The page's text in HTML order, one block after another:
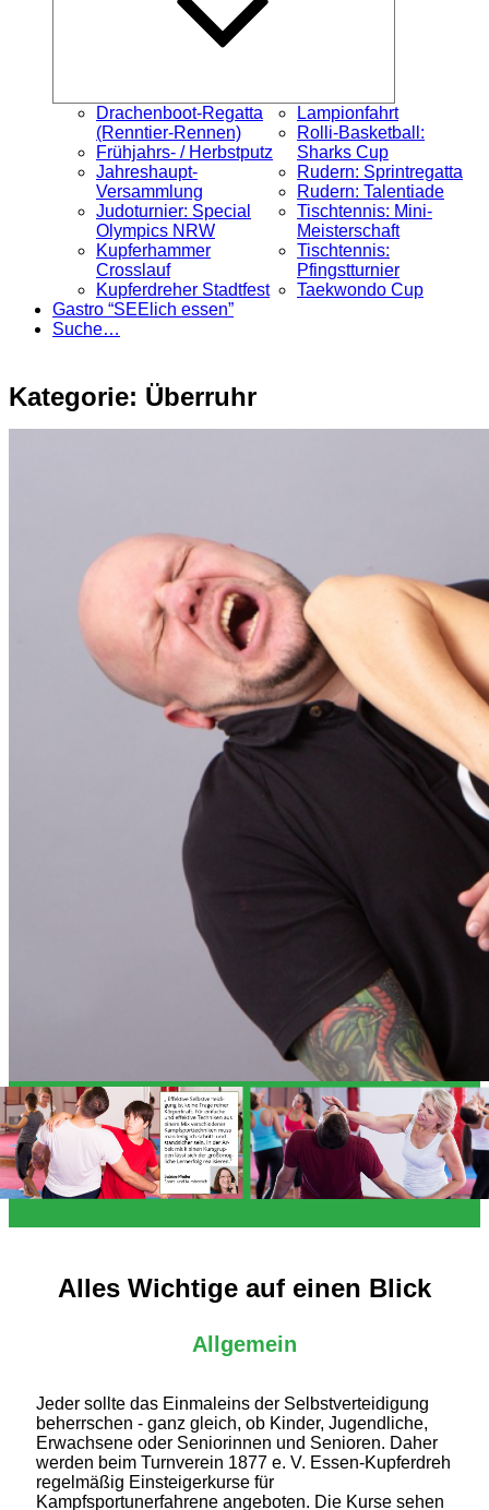
Drachenboot-Regatta
(Renntier-Rennen)
Frühjahrs- / Herbstputz
Jahreshaupt-
Versammlung
Judoturnier: Special
Olympics NRW
Kupferhammer
Crosslauf
Kupferdreher Stadtfest
Lampionfahrt
Rolli-Basketball:
Sharks Cup
Rudern: Sprintregatta
Rudern: Talentiade
Tischtennis: Mini-
Meisterschaft
Tischtennis:
Pfingstturnier
Taekwondo Cup
Gastro “SEElich essen”
Suche…
Kategorie: Überruhr
Alles Wichtige auf einen Blick
Allgemein
Jeder sollte das Einmaleins der Selbstverteidigung
beherrschen - ganz gleich, ob Kinder, Jugendliche,
Erwachsene oder Seniorinnen und Senioren. Daher
werden beim Turnverein 1877 e. V. Essen-Kupferdreh
regelmäßig Einsteigerkurse für
Kampfsportunerfahrene angeboten. Die Kurse sehen